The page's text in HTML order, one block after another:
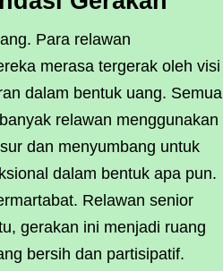
Para relawan
merasa tergerak oleh visi
dalam bentuk uang. Semua
relawan menggunakan
dan menyumbang untuk
dalam bentuk apa pun.
Relawan senior
gerakan ini menjadi ruang
bersih dan partisipatif.